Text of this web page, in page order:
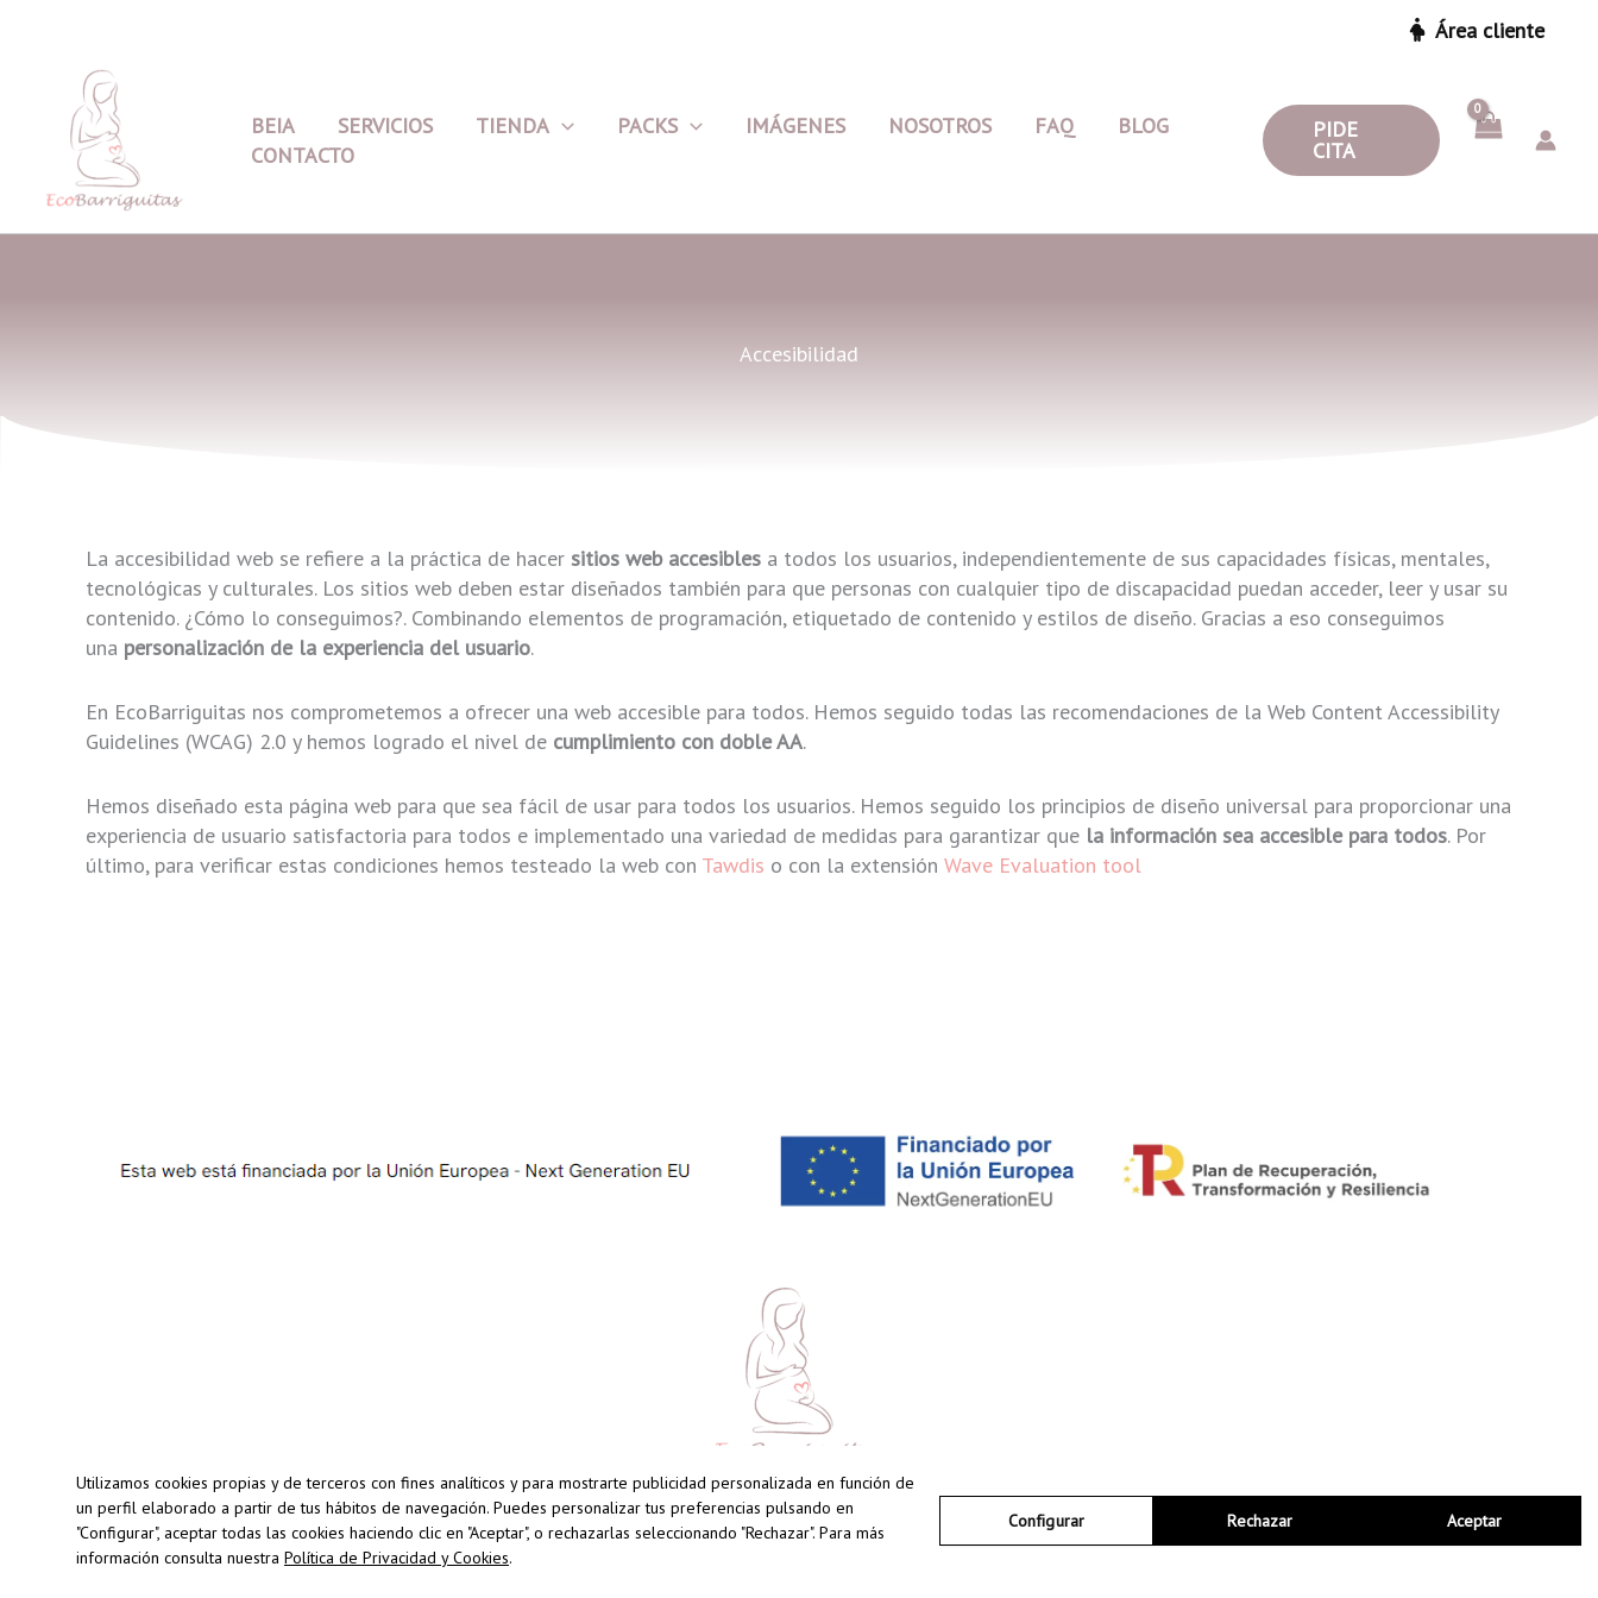
contenido
Área cliente
BEIA SERVICIOS TIENDA PACKS IMÁGENES NOSOTROS FAQ
BLOG
CONTACTO
PIDE
CITA
Accesibilidad
La accesibilidad web se refiere a la práctica de hacer sitios web accesibles a todos los usuarios, independientemente de sus capacidades físicas, mentales,
tecnológicas y culturales. Los sitios web deben estar diseñados también para que personas con cualquier tipo de discapacidad puedan acceder, leer y usar su
contenido. ¿Cómo lo conseguimos?. Combinando elementos de programación, etiquetado de contenido y estilos de diseño. Gracias a eso conseguimos
una personalización de la experiencia del usuario.
En EcoBarriguitas nos comprometemos a ofrecer una web accesible para todos. Hemos seguido todas las recomendaciones de la Web Content Accessibility
Guidelines (WCAG) 2.0 y hemos logrado el nivel de cumplimiento con doble AA.
Hemos diseñado esta página web para que sea fácil de usar para todos los usuarios. Hemos seguido los principios de diseño universal para proporcionar una
experiencia de usuario satisfactoria para todos e implementado una variedad de medidas para garantizar que la información sea accesible para todos. Por
último, para verificar estas condiciones hemos testeado la web con Tawdis o con la extensión Wave Evaluation tool
Copyright © 2026 | Ecografía 5D en Zaragoza - EcoBarriguitas Mapa web Accesibilidad
Utilizamos cookies propias y de terceros con fines analíticos y para mostrarte publicidad personalizada en función de
un perfil elaborado a partir de tus hábitos de navegación. Puedes personalizar tus preferencias pulsando en
"Configurar", aceptar todas las cookies haciendo clic en "Aceptar", o rechazarlas seleccionando "Rechazar". Para más
información consulta nuestra Política de Privacidad y Cookies.
Configurar Rechazar Aceptar